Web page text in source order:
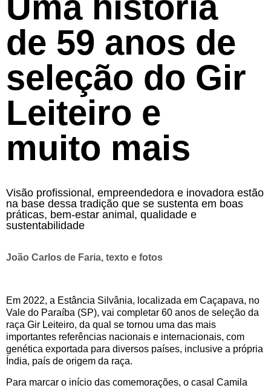
de 59 anos de
seleção do Gir
Leiteiro e
muito mais
Visão profissional, empreendedora e inovadora estão
na base dessa tradição que se sustenta em boas
práticas, bem-estar animal, qualidade e
sustentabilidade
João Carlos de Faria, texto e fotos
Em 2022, a Estância Silvânia, localizada em Caçapava, no
Vale do Paraíba (SP), vai completar 60 anos de seleção da
raça Gir Leiteiro, da qual se tornou uma das mais
importantes referências nacionais e internacionais, com
genética exportada para diversos países, inclusive a própria
Índia, país de origem da raça.
Para marcar o início das comemorações, o casal Camila